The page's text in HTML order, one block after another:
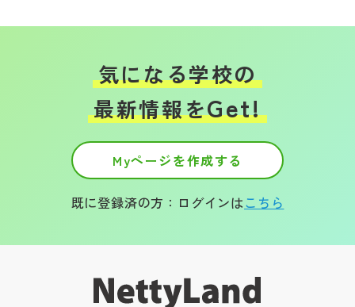
気になる学校の
最新情報をGet!
Myページを作成する
既に登録済の方：ログインはこちら